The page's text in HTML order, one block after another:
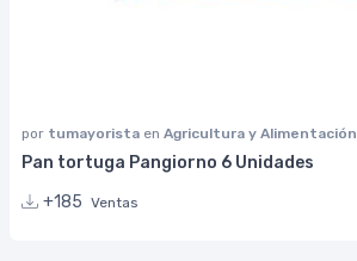
por tumayorista en Agricultura y Alimentación
Pan tortuga Pangiorno 6 Unidades
+185 Ventas